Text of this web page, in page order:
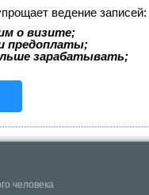
ведение записей:
о визите;
предоплаты;
зарабатывать;
человека